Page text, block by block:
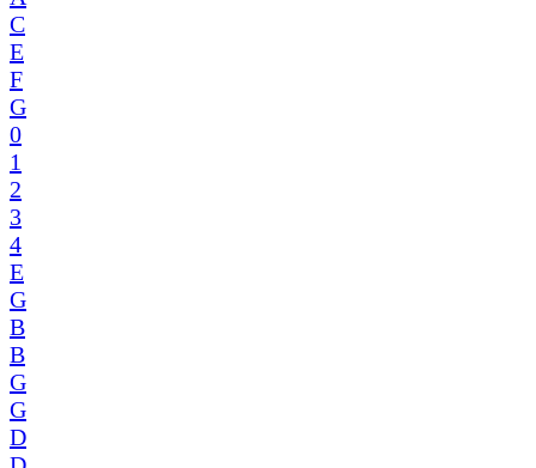
C
E
F
G
0
1
2
3
4
E
G
B
B
G
G
D